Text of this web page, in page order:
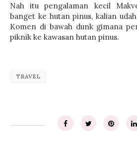
Nah itu pengalaman kecil
banget ke hutan pinus, kalian
Komen di bawah dunk gimana
piknik ke kawasan hutan pinus.
TRAVEL